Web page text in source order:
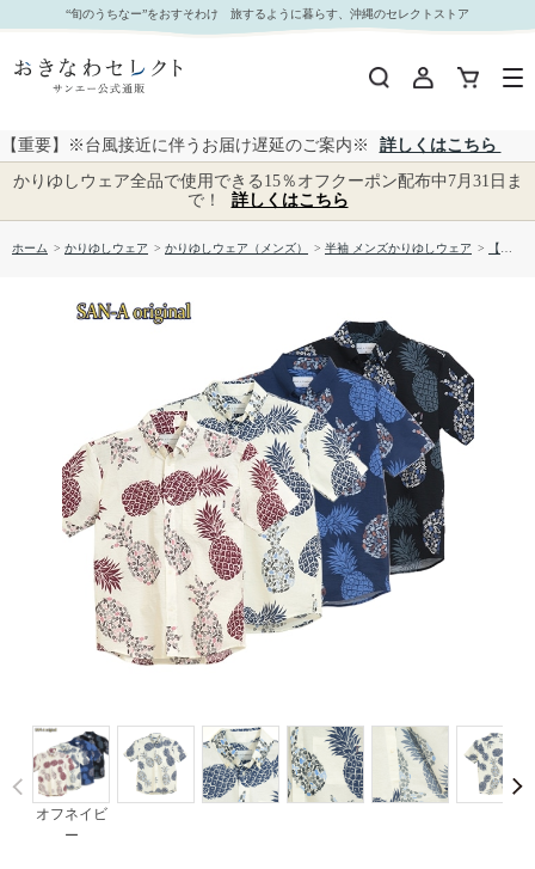
【送料無料】ＳＨＩＭＡパイナップル柄 サッカー生地 かりゆしウェアP1025-02｜おきなわセレ
クト サンエー公式通販
“旬のうちなー”をおすそわけ 旅するように暮らす、沖縄のセレクトストア
【重要】※台風接近に伴うお届け遅延のご案内※
詳しくはこちら
かりゆしウェア全品で使用できる15％オフクーポン配布中7月31日ま
で！
詳しくはこちら
ホーム > かりゆしウェア > かりゆしウェア（メンズ） > 半袖 メンズかりゆしウェア > 【送料無料】ＳＨＩＭＡパイナップル柄 サッカー生地 かりゆしウェアP1025-02
オフネイビ
ー
Prev